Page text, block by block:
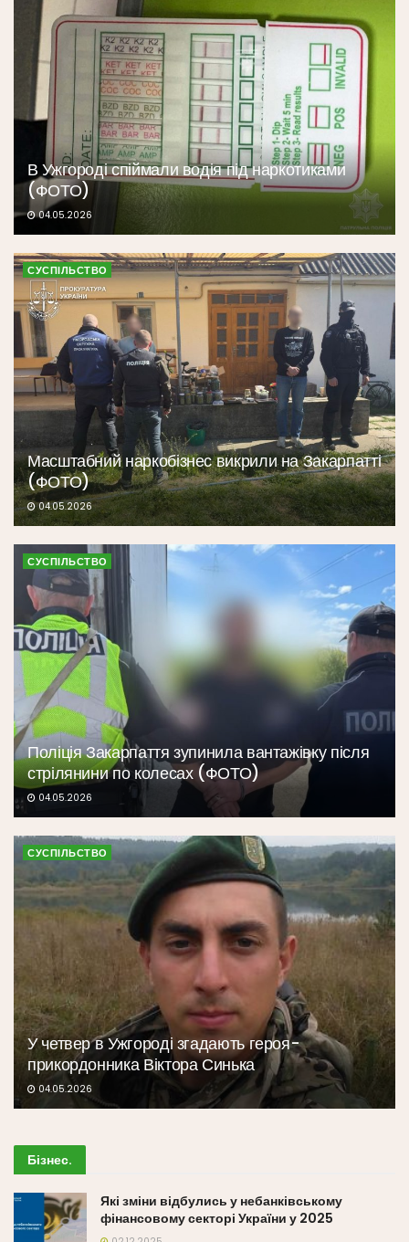
В Ужгороді спіймали водія під наркотиками
(ФОТО)
04.05.2026
СУСПІЛЬСТВО
Масштабний наркобізнес викрили на Закарпатті
(ФОТО)
04.05.2026
СУСПІЛЬСТВО
Поліція Закарпаття зупинила вантажівку після
стрілянини по колесах (ФОТО)
04.05.2026
СУСПІЛЬСТВО
У четвер в Ужгороді згадають героя-
прикордонника Віктора Синька
04.05.2026
Бізнес.
Які зміни відбулись у небанківському
фінансовому секторі України у 2025